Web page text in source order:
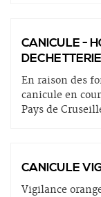
CANICULE -
DECHETTERIE
En raison des
canicule en
Pays de
CANICULE
Vigilance